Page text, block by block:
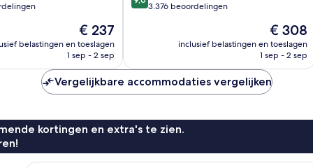
De
prijs
is
€ 237
belastingen en toeslagen
1 sep - 2 sep
van3.376 beoordelingen
De
prijs
is
€ 308
inclusief belastingen en toeslagen
1 sep - 2 sep
Vergelijkbare accommodaties vergelijken
kortingen en extra's te zien.